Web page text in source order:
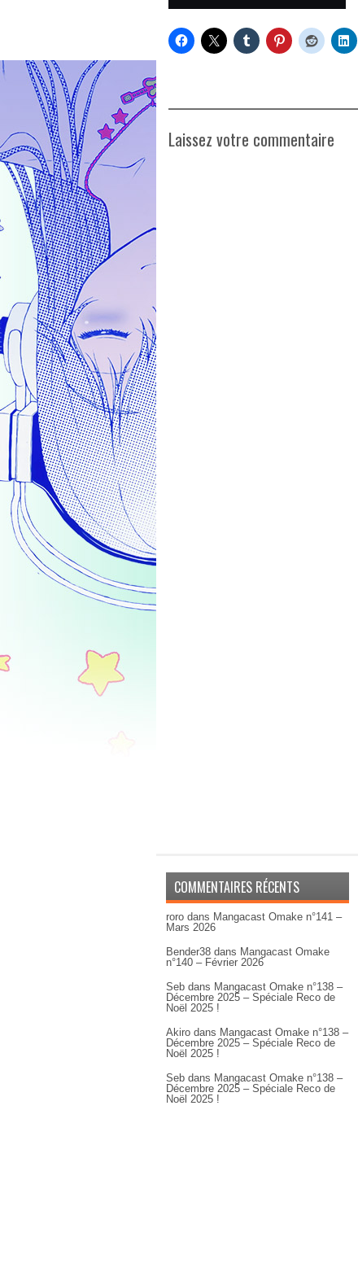
Laissez votre commentaire
COMMENTAIRES RÉCENTS
roro dans Mangacast Omake n°141 –
Mars 2026
Bender38 dans Mangacast Omake
n°140 – Février 2026
Seb dans Mangacast Omake n°138 –
Décembre 2025 – Spéciale Reco de
Noël 2025 !
Akiro dans Mangacast Omake n°138 –
Décembre 2025 – Spéciale Reco de
Noël 2025 !
Seb dans Mangacast Omake n°138 –
Décembre 2025 – Spéciale Reco de
Noël 2025 !